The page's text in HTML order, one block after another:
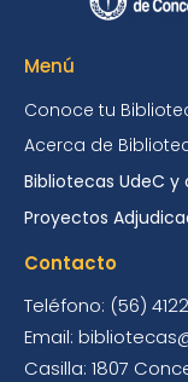
Menú
Conoce tu
Acerca de
Bibliotecas UdeC
Proyectos
Contacto
Teléfono: (56)
Email:
Casilla: 1807